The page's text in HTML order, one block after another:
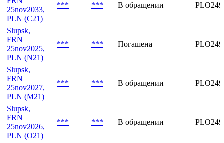
25nov2033,
PLN (C21)
*** *** В обращении
Slupsk,
FRN
25nov2025,
PLN (N21)
*** *** Погашена
Slupsk,
FRN
25nov2027,
PLN (M21)
*** *** В обращении
Slupsk,
FRN
25nov2026,
PLN (O21)
*** *** В обращении